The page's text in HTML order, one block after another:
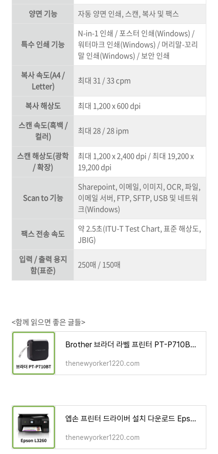
양면 기능 자동 양면 인쇄, 스캔, 복사 및 팩스
특수 인쇄 기능
N-in-1 인쇄 / 포스터 인쇄(Windows) /
워터마크 인쇄(Windows) / 머리말-꼬리
말 인쇄(Windows) / 보안 인쇄
복사 속도(A4 /
Letter)
최대 31 / 33 cpm
복사 해상도
최대 1,200 x 600 dpi
스캔 속도(흑백 /
컬러)
최대 28 / 28 ipm
스캔 해상도(광학
/ 확장)
최대 1,200 x 2,400 dpi / 최대 19,200 x
19,200 dpi
Scan to 기능
Sharepoint, 이메일, 이미지, OCR, 파일,
이메일 서버, FTP, SFTP, USB 및 네트워
크(Windows)
팩스 전송 속도
약 2.5초(ITU-T Test Chart, 표준 해상도,
JBIG)
입력 / 출력 용지
함(표준)
250매 / 150매
<함께 읽으면 좋은 글들>
Brother 브라더 라벨 프린터 PT-P710BT 드라이버 설치 다운로드
thenewyorker1220.com
엡손 프린터 드라이버 설치 다운로드 Epson L3260
thenewyorker1220.com